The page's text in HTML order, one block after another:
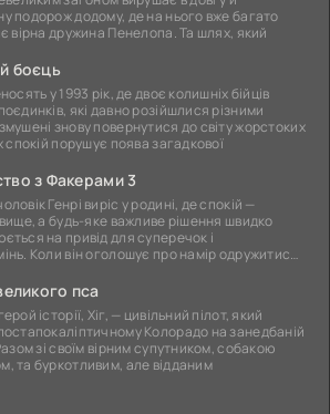
подорож додому, де на нього вже багато
вірна дружина Пенелопа. Та шлях, який
боєць
у 1993 рік, де двоє колишніх бійців
які давно розійшлися різними
знову повернутися до світу жорстоких
спокій порушує поява загадкової
з Факерами 3
Генрі виріс у родині, де спокій —
а будь-яке важливе рішення швидко
на привід для суперечок і
Коли він оголошує про намір одружитися,
пса
історії, Хіг, — цивільний пілот, який
Колорадо на занедбаній
зі своїм вірним супутником, собакою
та буркотливим, але відданим